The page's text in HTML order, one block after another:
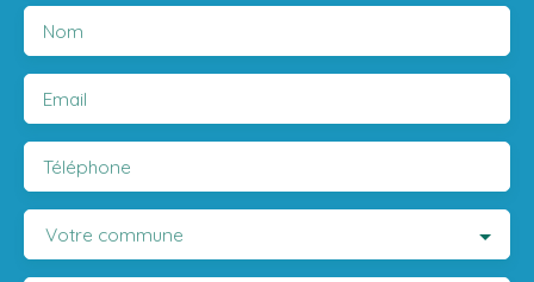
Nom
Email
Téléphone
Votre commune